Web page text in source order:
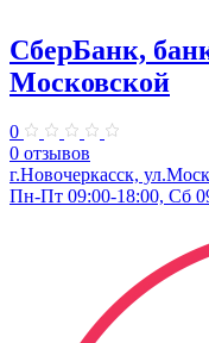
СберБанк,
Московской
0
0 отзывов
г.Новочеркасск,
Пн-Пт 09:00-18:00, Сб